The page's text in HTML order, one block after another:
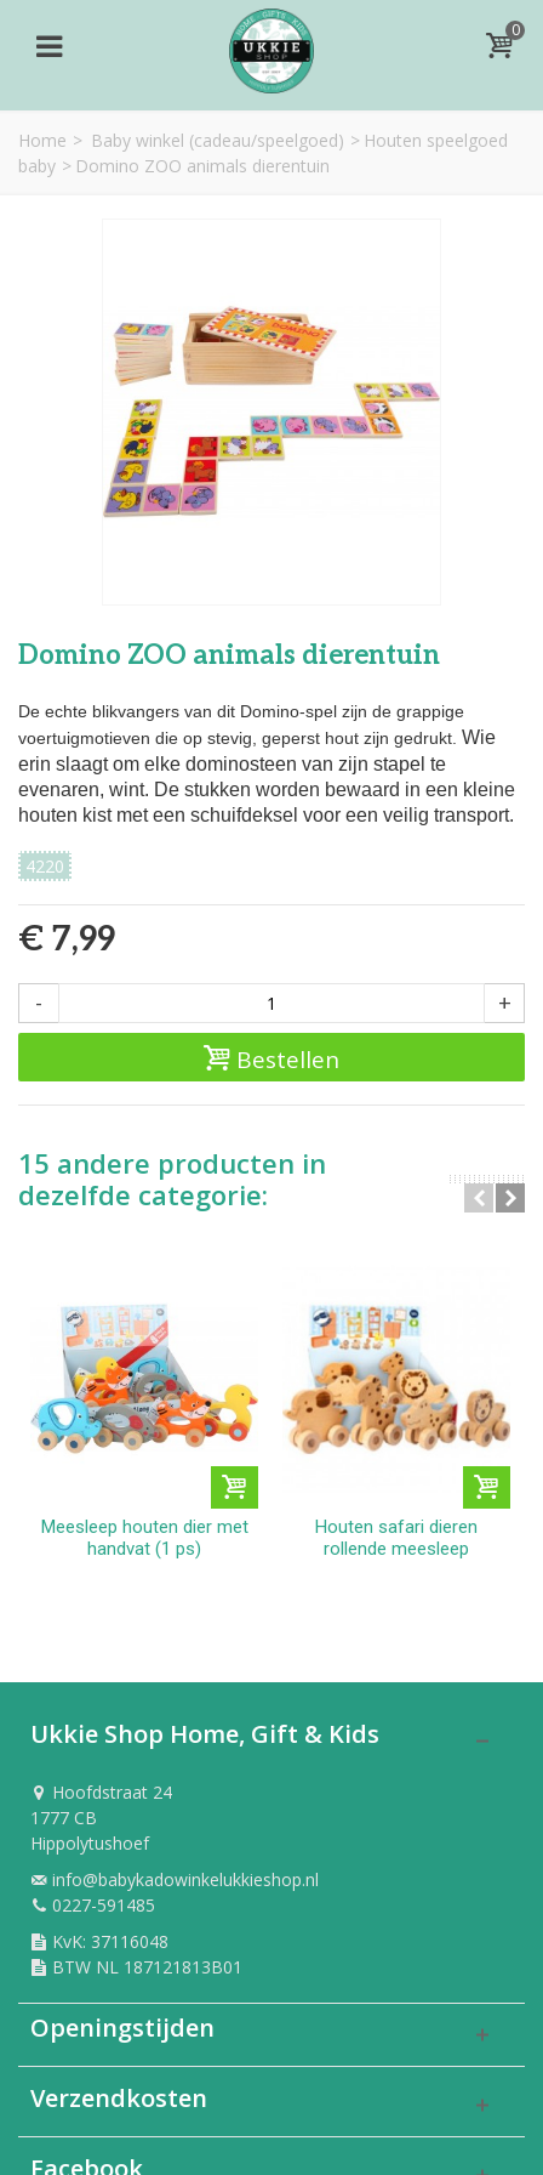
0
Home > Baby winkel (cadeau/speelgoed) > Houten speelgoed
baby > Domino ZOO animals dierentuin
Domino ZOO animals dierentuin
De echte blikvangers van dit Domino-spel zijn de grappige
voertuigmotieven die op stevig, geperst hout zijn gedrukt. Wie
erin slaagt om elke dominosteen van zijn stapel te
evenaren, wint. De stukken worden bewaard in een kleine
houten kist met een schuifdeksel voor een veilig transport.
4220
€ 7,99
- +
Bestellen
15 andere producten in
dezelfde categorie:
Meesleep houten dier met
handvat (1 ps)
Houten safari dieren
rollende meesleep
Ukkie Shop Home, Gift & Kids
Hoofdstraat 24
1777 CB
Hippolytushoef
info@babykadowinkelukkieshop.nl
0227-591485
KvK: 37116048
BTW NL 187121813B01
Openingstijden
Verzendkosten